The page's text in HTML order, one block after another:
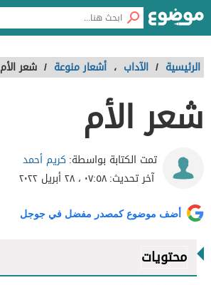
الرئيسية / الآداب ، أشعار منوعة / شعر الأم
شعر الأم
تمت الكتابة بواسطة: كريم أحمد
آخر تحديث:٠٧:٥٨ ، ٢٨ أبريل ٢٠٢٢
أضف موضوع كمصدر مفضل في جوجل
محتويات